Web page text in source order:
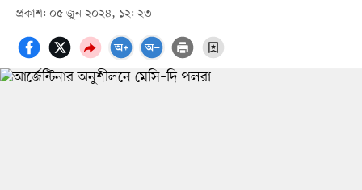
প্রকাশ: ০৫ জুন ২০২৪, ১২: ২৩